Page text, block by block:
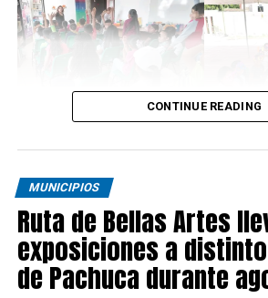
CONTINUE READING
MUNICIPIOS
Ruta de Bellas Artes
exposiciones a
de Pachuca durante